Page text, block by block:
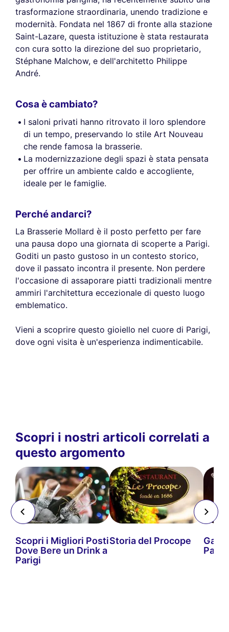
trasformazione straordinaria, unendo tradizione e
modernità. Fondata nel 1867 di fronte alla stazione
Saint-Lazare, questa istituzione è stata restaurata
con cura sotto la direzione del suo proprietario,
Stéphane Malchow, e dell'architetto Philippe
André.
Cosa è cambiato?
I saloni privati hanno ritrovato il loro splendore
di un tempo, preservando lo stile Art Nouveau
che rende famosa la brasserie.
La modernizzazione degli spazi è stata pensata
per offrire un ambiente caldo e accogliente,
ideale per le famiglie.
Perché andarci?
La Brasserie Mollard è il posto perfetto per fare
una pausa dopo una giornata di scoperte a Parigi.
Goditi un pasto gustoso in un contesto storico,
dove il passato incontra il presente. Non perdere
l'occasione di assaporare piatti tradizionali mentre
ammiri l'architettura eccezionale di questo luogo
emblematico.
Vieni a scoprire questo gioiello nel cuore di Parigi,
dove ogni visita è un'esperienza indimenticabile.
Scopri i nostri articoli correlati a
questo argomento
Scopri i Migliori Posti
Dove Bere un Drink a
Parigi
Storia del Procope